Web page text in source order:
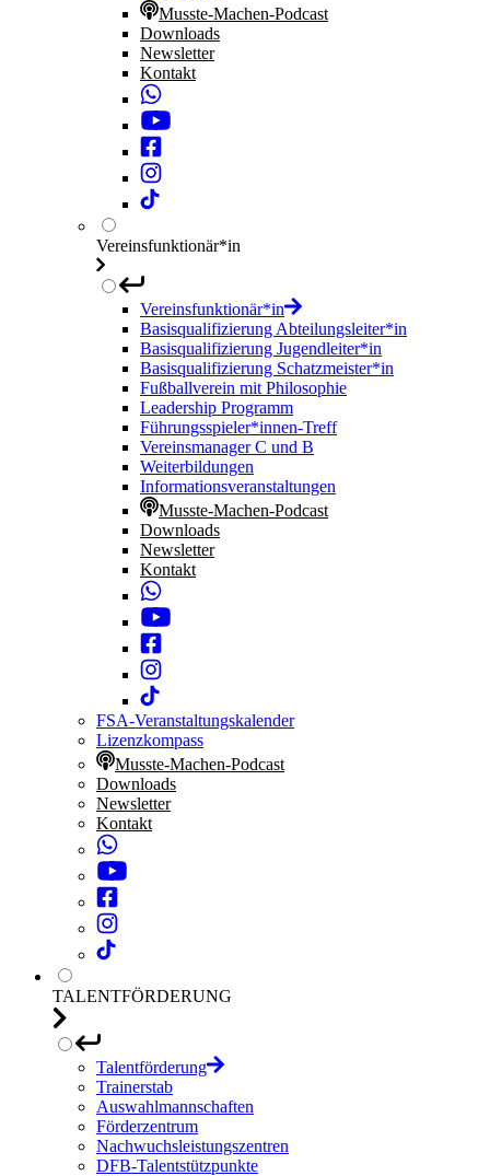
Musste-Machen-Podcast
Downloads
Newsletter
Kontakt
Vereinsfunktionär*in
Vereinsfunktionär*in
Basisqualifizierung Abteilungsleiter*in
Basisqualifizierung Jugendleiter*in
Basisqualifizierung Schatzmeister*in
Fußballverein mit Philosophie
Leadership Programm
Führungsspieler*innen-Treff
Vereinsmanager C und B
Weiterbildungen
Informationsveranstaltungen
Musste-Machen-Podcast
Downloads
Newsletter
Kontakt
FSA-Veranstaltungskalender
Lizenzkompass
Musste-Machen-Podcast
Downloads
Newsletter
Kontakt
TALENTFÖRDERUNG
Talentförderung
Trainerstab
Auswahlmannschaften
Förderzentrum
Nachwuchsleistungszentren
DFB-Talentstützpunkte